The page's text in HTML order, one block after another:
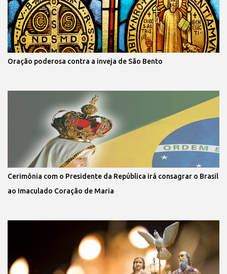
Oração poderosa contra a inveja de São Bento
Cerimônia com o Presidente da República irá consagrar o Brasil
ao Imaculado Coração de Maria